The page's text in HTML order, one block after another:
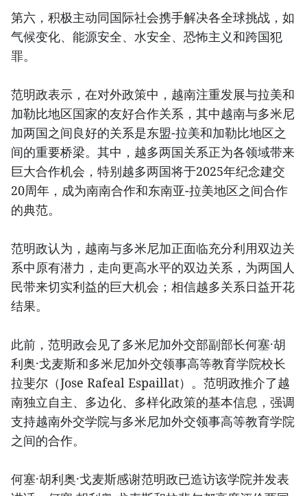
第六，积极主动同国际社会携手解决各全球挑战，如
气候变化、能源安全、水安全、恐怖主义和跨国犯
罪。
范明政表示，在对外政策中，越南注重发展与拉美和
加勒比地区国家的友好合作关系，其中越南与多米尼
加两国之间良好的关系是东盟-拉美和加勒比地区之
间的重要桥梁。其中，越多两国关系正为各领域带来
巨大合作机会，特别越多两国将于2025年纪念建交
20周年，成为南南合作和东南亚-拉美地区之间合作
的典范。
范明政认为，越南与多米尼加正面临充分利用双边关
系中原有潜力，走向更高水平的双边关系，为两国人
民带来切实利益的巨大机会；相信越多关系日益开花
结果。
此前，范明政会见了多米尼加外交部副部长何塞·胡
利奥·戈麦斯和多米尼加外交领事高等教育学院校长
拉斐尔（Jose Rafeal Espaillat）。范明政推介了越
南独立自主、多边化、多样化政策的基本信息，强调
支持越南外交学院与多米尼加外交领事高等教育学院
之间的合作。
何塞·胡利奥·戈麦斯感谢范明政已造访该学院并发表